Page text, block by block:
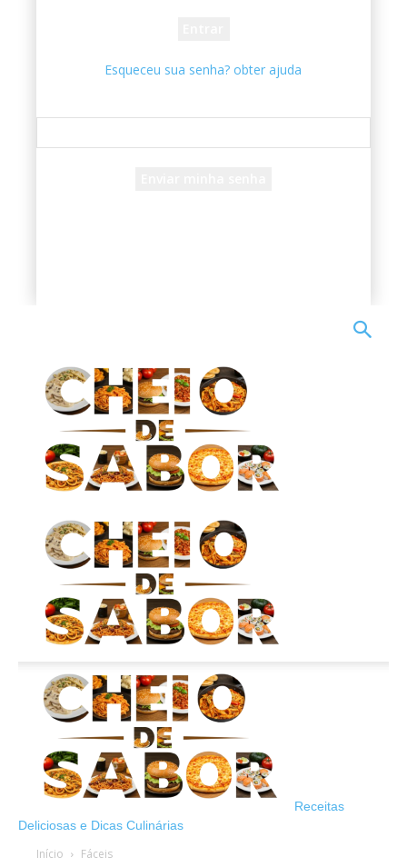
Esqueceu sua senha? obter ajuda
Receitas
Deliciosas e Dicas Culinárias
Início Fáceis